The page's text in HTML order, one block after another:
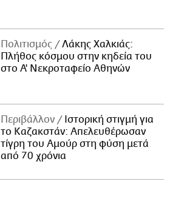
Πολιτισμός
Λάκης Χαλκιάς:
Πλήθος κόσμου στην κηδεία του
στο Α' Νεκροταφείο Αθηνών
Περιβάλλον
Ιστορική στιγμή για
το Καζακστάν: Απελευθέρωσαν
τίγρη του Αμούρ στη φύση μετά
από 70 χρόνια